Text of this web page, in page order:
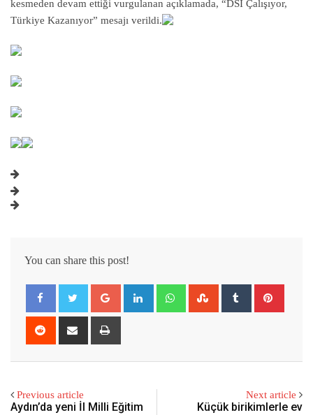
kesmeden devam ettiği vurgulanan açıklamada, “DSİ Çalışıyor,
Türkiye Kazanıyor” mesajı verildi.
You can share this post!
Email
Previous article
Aydın’da yeni İl Milli Eğitim
Next article
Küçük birikimlerle ev